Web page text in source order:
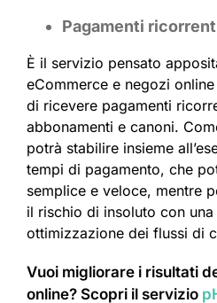
Pagamenti
È il servizio pensato
eCommerce e negozi
di ricevere pagamenti
abbonamenti e canoni.
potrà stabilire insieme
tempi di pagamento, che
semplice e veloce, mentre
il rischio di insoluto con
ottimizzazione dei flussi di
Vuoi migliorare i risultati
online? Scopri il servizio